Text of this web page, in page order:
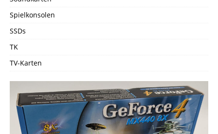
Spielkonsolen
SSDs
TK
TV-Karten